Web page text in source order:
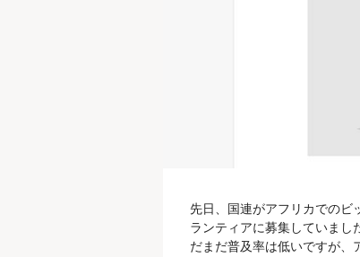
先日、国連がアフリカでのビ
ランティアに募集していまし
だまだ普及率は低いですが、